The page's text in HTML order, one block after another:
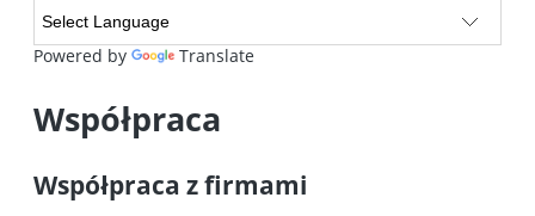
Powered by Translate
Współpraca
Współpraca z firmami